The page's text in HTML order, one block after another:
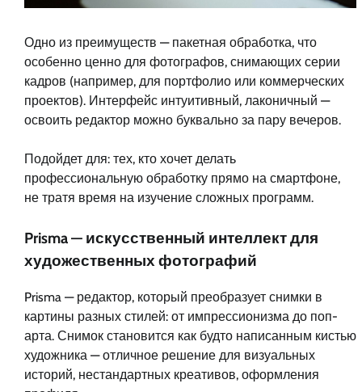
Одно из преимуществ — пакетная обработка, что
особенно ценно для фотографов, снимающих серии
кадров (например, для портфолио или коммерческих
проектов). Интерфейс интуитивный, лаконичный —
освоить редактор можно буквально за пару вечеров.
Подойдет для: тех, кто хочет делать
профессиональную обработку прямо на смартфоне,
не тратя время на изучение сложных программ.
Prisma — искусственный интеллект для
художественных фотографий
Prisma — редактор, который преобразует снимки в
картины разных стилей: от импрессионизма до поп-
арта. Снимок становится как будто написанным кистью
художника — отличное решение для визуальных
историй, нестандартных креативов, оформления